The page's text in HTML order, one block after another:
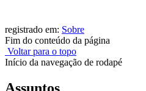
registrado em: Sobre
Fim do conteúdo da página
Voltar para o topo
Início da navegação de rodapé
Assuntos